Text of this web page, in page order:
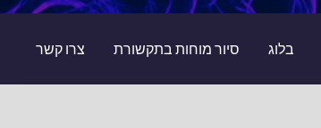
בלוג סיור מוחות בתקשורת צרו קשר